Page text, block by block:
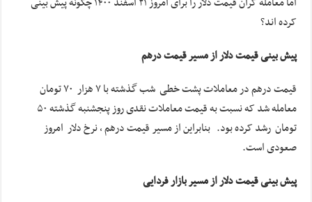
کرده اند؟
پیش بینی قیمت دلار از مسیر قیمت درهم
قیمت درهم در معاملات پشت خطی شب گذشته با ۷ هزار ۷۰ تومان
معامله شد که نسبت به قیمت معاملات نقدی روز پنجشنبه گذشته ۵۰
تومان رشد کرده بود. بنابراین از مسیر قیمت درهم ، نرخ دلار امروز
صعودی است.
پیش بینی قیمت دلار از مسیر بازار فردایی